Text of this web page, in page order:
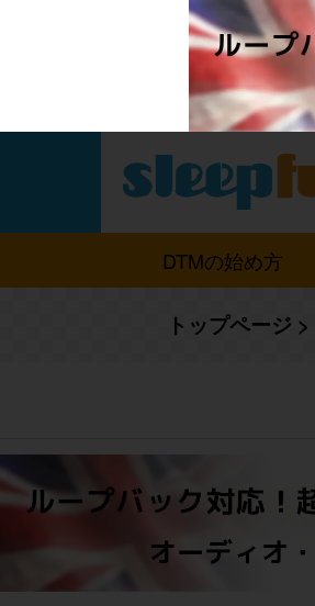
DTMの始め方
トップページ >